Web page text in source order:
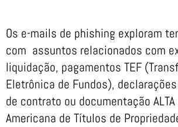
Os e-mails de phishing exploram
com assuntos relacionados com
liquidação, pagamentos TEF
Eletrônica de Fundos),
de contrato ou documentação
Americana de Títulos de